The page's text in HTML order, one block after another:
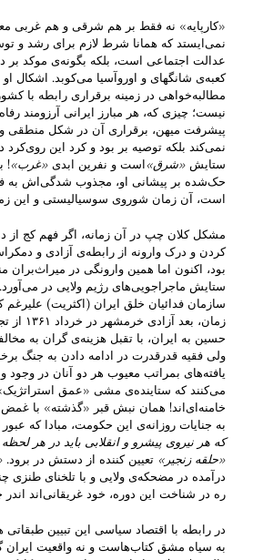
«کارپایه» نه فقط بر هم شرقی و هم غربی
نمی‌ایستد که همانا شرط لازم برای رشد و
عدالت اجتماعی است، بلکه بگونه‌ی موکد بر
کعبه‌ی شانگهای و اوروآسیا می‌کوبد. اشکال او
مطالبه‌‌‌‌خواهی در زمینه برقراری رابطه با
نیست؛ چیزی که، هر مبارز ایرانی آرزومند
پیشرفت میهن، برقراری آن در شکل منطقی‌ و
نمی‌کند بلکه توصیه بر بود و کرد این روی‌کرد
ستایش «شرق»است و نفرین ابدی «غرب»!
حک‌شده بر پیشانی‌ او، مجذوب شدگی‌اش به
است، آن زمان شوروی سوسیالیستی و این
مشکل کلان چپ در آن زمانه، اگر فهم کج از
کردن و درک وارونه‌ از رابطه‌ی آزادی و
بود، اکنون اما همین وارونگی در میراث‌بران
ستایش ماجراجویی‌های رژیم ولایی در
سازمان فدائیان خلق ایران (اکثریت) علیرغم
زمان‌،
حسین به ایران، با تقبل هزینه‌‌‌ی گران به
ولی فقیه قدرقدرت در ادامه‌ دادن به جنگ
یافته‌های بمراتب معیوب هر دو آنان در
می‌کنند که ستاینده‌ی مشی «عمق
خامنه‌ای‌اند! همان نبش قبر «گذشته» با
به جنایات روزانه‌‌ی این حکومت، مبادا که عبور
که هر نیروی پیشرو و انقلابی باید در هر
«حلقه‌‌ زنجیر» تعیین کننده از دستش در برود.
درآمده در مضحکه‌ی ولایی و با تلخنای طنزی
ره در شناخت این دوره، خود غریقانی‌اند
در رابطه با اقتصاد سیاسی این تبیین طبقاتی
به سیاه مشق کتاب‌هاست و نه واقعیت ایران